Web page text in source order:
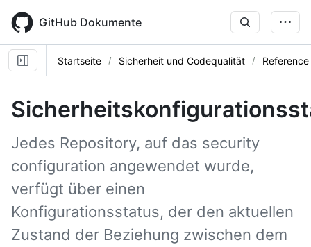
main
content
GitHub Dokumente
Startseite Sicherheit und Codequalität Reference
Jedes Repository, auf das security
configuration angewendet wurde,
verfügt über einen
Konfigurationsstatus, der den aktuellen
Zustand der Beziehung zwischen dem